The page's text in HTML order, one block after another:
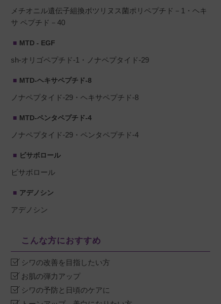
メチオニル遺伝子組換ボツリヌス菌ポリペプチド－1・ヘキ
サ ペプチド－40
MTD - EGF
sh-オリゴペプチド-1・ノナペプタイド-29
MTD-ヘキサペプチド-8
ノナペプタイド-29・ヘキサペプチド-8
MTD-ペンタペプチド-4
ノナペプタイド-29・ペンタペプチド-4
ビサボロール
ビサボロール
アデノシン
アデノシン
こんな方におすすめ
シワの改善を目指したい方
お肌の弾力アップ
シワの予防と日頃のケアに